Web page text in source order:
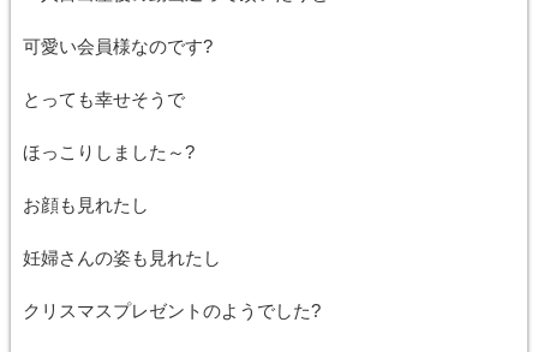
可愛い会員様なのです?
とっても幸せそうで
ほっこりしました～?
お顔も見れたし
妊婦さんの姿も見れたし
クリスマスプレゼントのようでした?